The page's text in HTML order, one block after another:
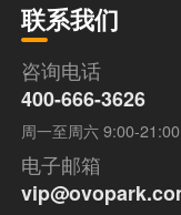
联系我们
咨询电话
400-666-3626
周一至周六 9:00-21:00
电子邮箱